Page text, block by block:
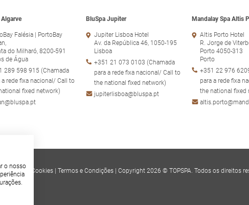
Algarve
Falésia | PortoBay
do Milharó, 8200-591
de Água
289 598 915 (Chamada
a rede fixa nacional/ Call to
fixed network)
BluSpa Jupiter
Jupiter Lisboa Hotel
Av. da República 46, 1050-195
Lisboa
+351 21 073 0103 (Chamada
para a rede fixa nacional/ Call to
the national fixed network)
jupiterlisboa@bluspa.pt
Mandalay Spa Altis
Altis Porto Hotel
R. Jorge de
Porto 4050-313
Porto
+351 22 976
para a rede fixa
the national fixed
Política de Cookies |Termos e Condições |Copyright 2026 © TOPSPA. Todos os direitos
o nosso